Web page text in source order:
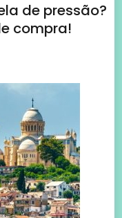
de pressão?
compra!